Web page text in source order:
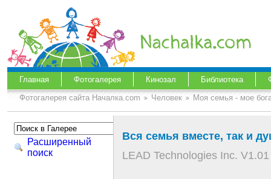
Главная Фотогалерея Кинозал Библиотека
Фотогалерея сайта Началка.com Человек Моя семья - мое
Расширенный
поиск
Вся семья вместе, так и
LEAD Technologies Inc. V1.01